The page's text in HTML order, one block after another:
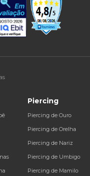
Piercing
Piercing de Ouro
Piercing de Orelha
Piercing de Nariz
Piercing de Umbigo
Piercing de Mamilo